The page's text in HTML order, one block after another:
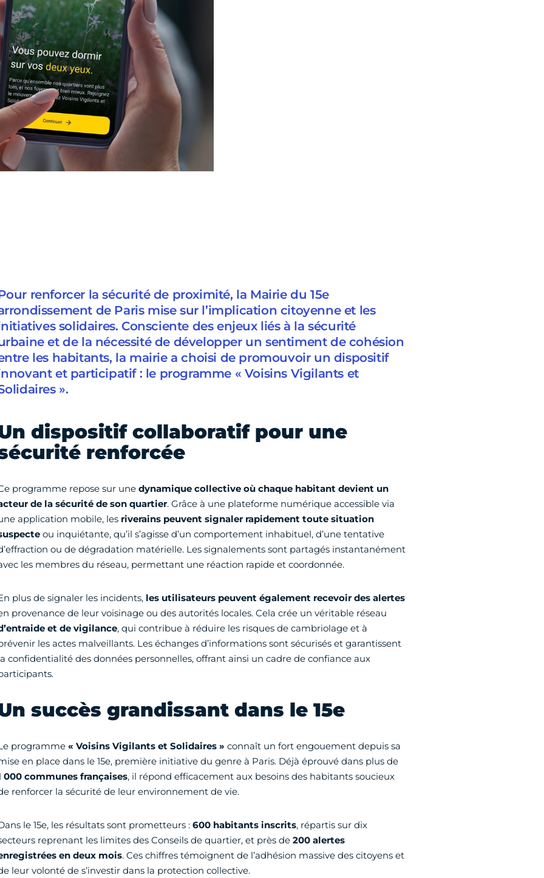
renforcer la sécurité de proximité, la Mairie du 15e
de Paris mise sur l’implication citoyenne et les
solidaires. Consciente des enjeux liés à la sécurité
et de la nécessité de développer un sentiment de cohésion
les habitants, la mairie a choisi de promouvoir un dispositif
et participatif : le programme « Voisins Vigilants et
».
dispositif collaboratif pour une
renforcée
programme repose sur une dynamique collective où chaque habitant devient un
de la sécurité de son quartier. Grâce à une plateforme numérique accessible via
application mobile, les riverains peuvent signaler rapidement toute situation
ou inquiétante, qu’il s’agisse d’un comportement inhabituel, d’une tentative
ou de dégradation matérielle. Les signalements sont partagés instantanément
les membres du réseau, permettant une réaction rapide et coordonnée.
plus de signaler les incidents, les utilisateurs peuvent également recevoir des alertes
provenance de leur voisinage ou des autorités locales. Cela crée un véritable réseau
et de vigilance, qui contribue à réduire les risques de cambriolage et à
les actes malveillants. Les échanges d’informations sont sécurisés et garantissent
confidentialité des données personnelles, offrant ainsi un cadre de confiance aux
succès grandissant dans le 15e
programme « Voisins Vigilants et Solidaires » connaît un fort engouement depuis sa
en place dans le 15e, première initiative du genre à Paris. Déjà éprouvé dans plus de
000 communes françaises, il répond efficacement aux besoins des habitants soucieux
renforcer la sécurité de leur environnement de vie.
le 15e, les résultats sont prometteurs : 600 habitants inscrits, répartis sur dix
reprenant les limites des Conseils de quartier, et près de 200 alertes
en deux mois. Ces chiffres témoignent de l’adhésion massive des citoyens et
leur volonté de s’investir dans la protection collective.